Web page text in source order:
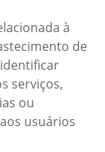
à
de
serviços,
ou
usuários